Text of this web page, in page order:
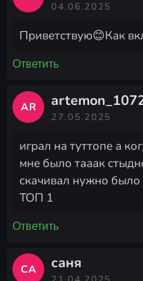
04.06.2025
Приветствую😊Как
Ответить
AR
27.05.2025
играл на туттопе а
мне было тааак
скачивал нужно было
ТОП 1
Ответить
СА саня